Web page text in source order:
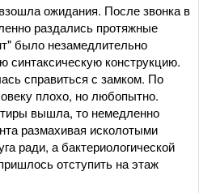
ожидания. После звонка в
раздались протяжные
было незамедлительно
синтаксическую конструкцию.
справиться с замком. По
плохо, но любопытно.
вышла, то немедленно
размахивая исколотыми
ради, а бактериологической
отступить на этаж